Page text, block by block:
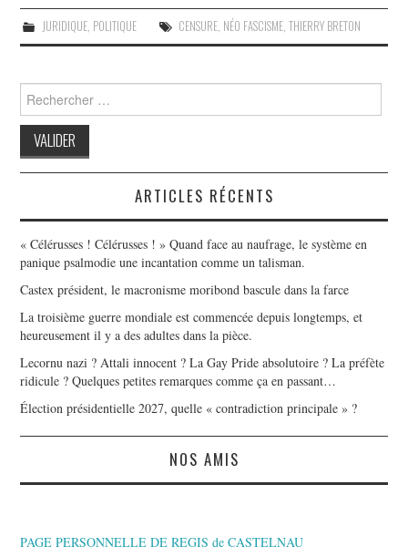
JURIDIQUE, POLITIQUE CENSURE, NÉO FASCISME, THIERRY BRETON
Search
for:
ARTICLES RÉCENTS
« Célérusses ! Célérusses ! » Quand face au naufrage, le système en
panique psalmodie une incantation comme un talisman.
Castex président, le macronisme moribond bascule dans la farce
La troisième guerre mondiale est commencée depuis longtemps, et
heureusement il y a des adultes dans la pièce.
Lecornu nazi ? Attali innocent ? La Gay Pride absolutoire ? La préfète
ridicule ? Quelques petites remarques comme ça en passant…
Élection présidentielle 2027, quelle « contradiction principale » ?
NOS AMIS
PAGE PERSONNELLE DE REGIS de CASTELNAU